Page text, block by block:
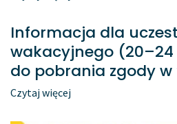
Informacja dla
wakacyjnego
do pobrania zgody w
Czytaj więcej